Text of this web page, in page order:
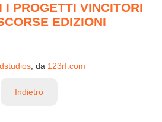
I PROGETTI VINCITORI
EDIZIONI
, da 123rf.com
Indietro